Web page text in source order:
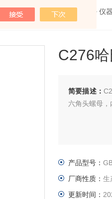
的位置： 网站首页>产品展示 > 仪
C276
简要描述：
六角头螺母
产品型号：
厂商性质： 生
更新时间：